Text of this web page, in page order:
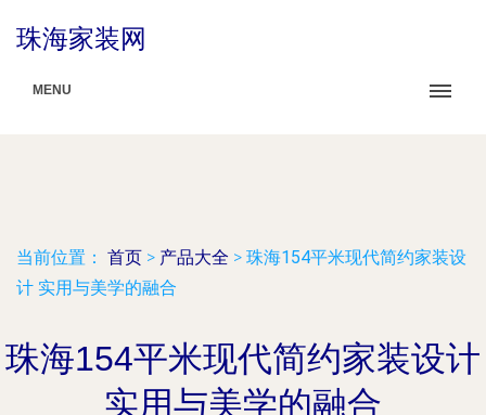
珠海家装网
MENU
当前位置： 首页 > 产品大全 > 珠海154平米现代简约家装设
计 实用与美学的融合
珠海154平米现代简约家装设计
实用与美学的融合